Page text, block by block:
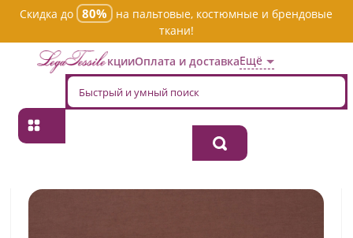
Скидка до 80%
на пальтовые, костюмные и брендовые
ткани!
АкцииОплата и доставкаЕщё
Главная
Ткань хлопок плательно-